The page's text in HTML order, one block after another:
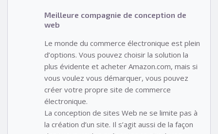
Meilleure compagnie de conception de
web
Le monde du commerce électronique est plein
d’options. Vous pouvez choisir la solution la
plus évidente et acheter Amazon.com, mais si
vous voulez vous démarquer, vous pouvez
créer votre propre site de commerce
électronique.
La conception de sites Web ne se limite pas à
la création d’un site. Il s’agit aussi de la façon